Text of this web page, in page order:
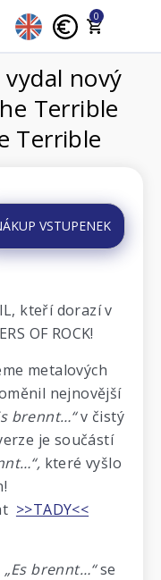
0
nový
Terrible
Terrible
VSTUPENEK
kteří dorazí v
OF ROCK!
metalových
nejnovější
brennt…“v čistý
je součástí
které vyšlo
>>TADY<<
„Es brennt…“se